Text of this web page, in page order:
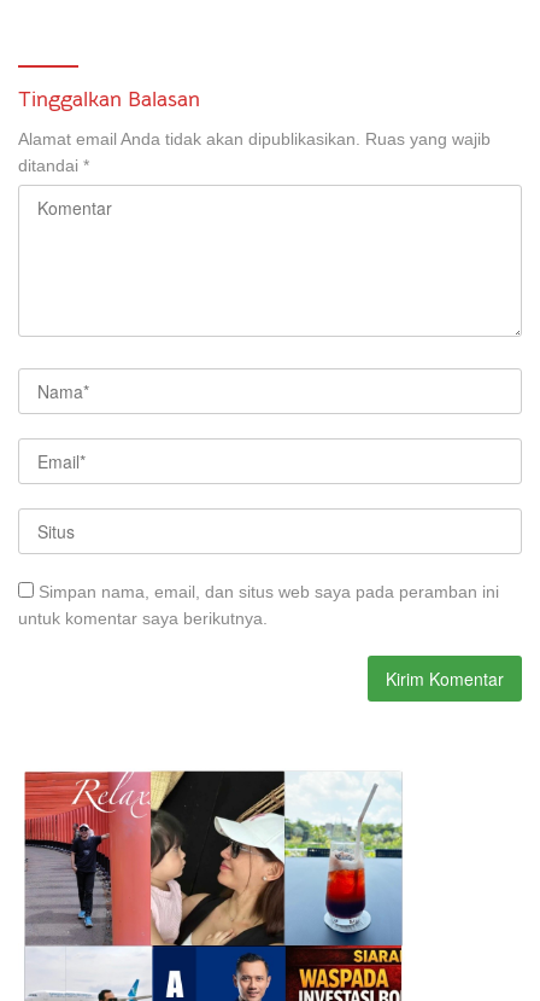
Tinggalkan Balasan
Alamat email Anda tidak akan dipublikasikan. Ruas yang wajib
ditandai *
Simpan nama, email, dan situs web saya pada peramban ini
untuk komentar saya berikutnya.